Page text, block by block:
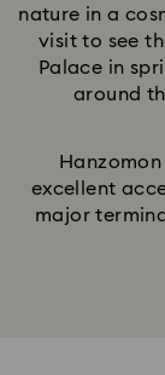
nature in a
visit to see
Palace in
around
excellent
major